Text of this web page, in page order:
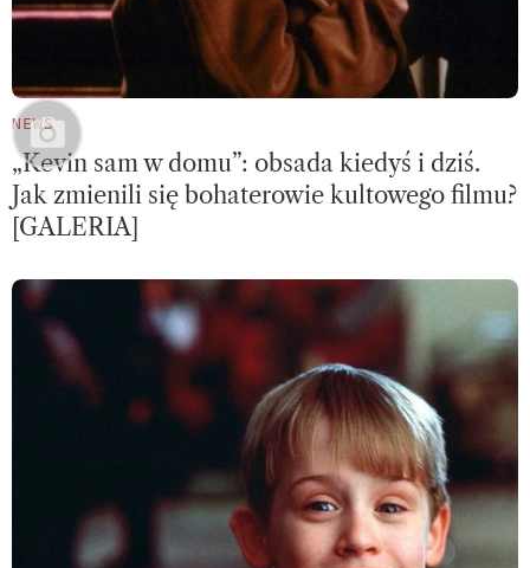
NEWS
„Kevin sam w domu”: obsada kiedyś i dziś.
Jak zmienili się bohaterowie kultowego filmu?
[GALERIA]